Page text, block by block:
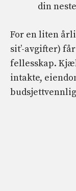
din
For en liten
sit’-avgifter)
fellesskap.
intakte,